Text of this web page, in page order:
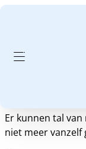
Er kunnen tal
niet meer